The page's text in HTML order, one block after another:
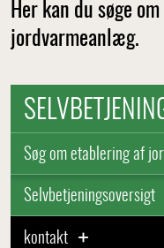
Her kan du søge
jordvarmeanlæg.
Søg om etablering af
Selvbetjeningsoversigt
kontakt